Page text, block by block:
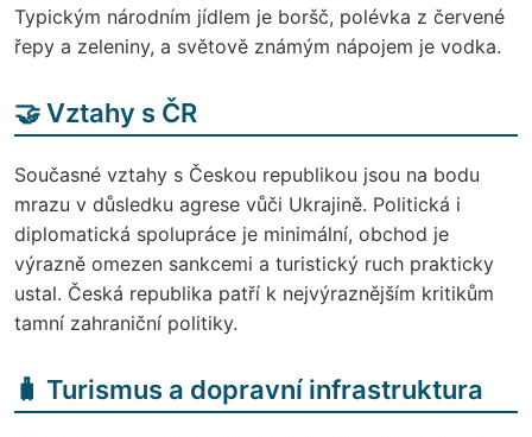
Typickým národním jídlem je boršč, polévka z červené
řepy a zeleniny, a světově známým nápojem je vodka.
🤝Vztahy s ČR
Současné vztahy s Českou republikou jsou na bodu
mrazu v důsledku agrese vůči Ukrajině. Politická i
diplomatická spolupráce je minimální, obchod je
výrazně omezen sankcemi a turistický ruch prakticky
ustal. Česká republika patří k nejvýraznějším kritikům
tamní zahraniční politiky.
🧳 Turismus a dopravní infrastruktura